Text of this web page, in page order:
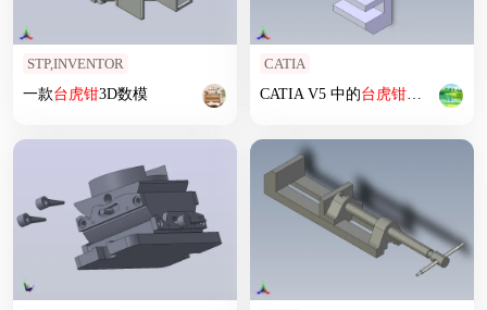
STP,INVENTOR
一款台虎钳3D数模
CATIA
CATIA V5 中的台虎钳装配